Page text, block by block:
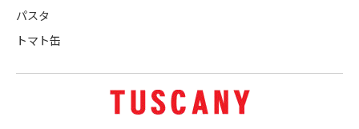
パスタ
トマト缶